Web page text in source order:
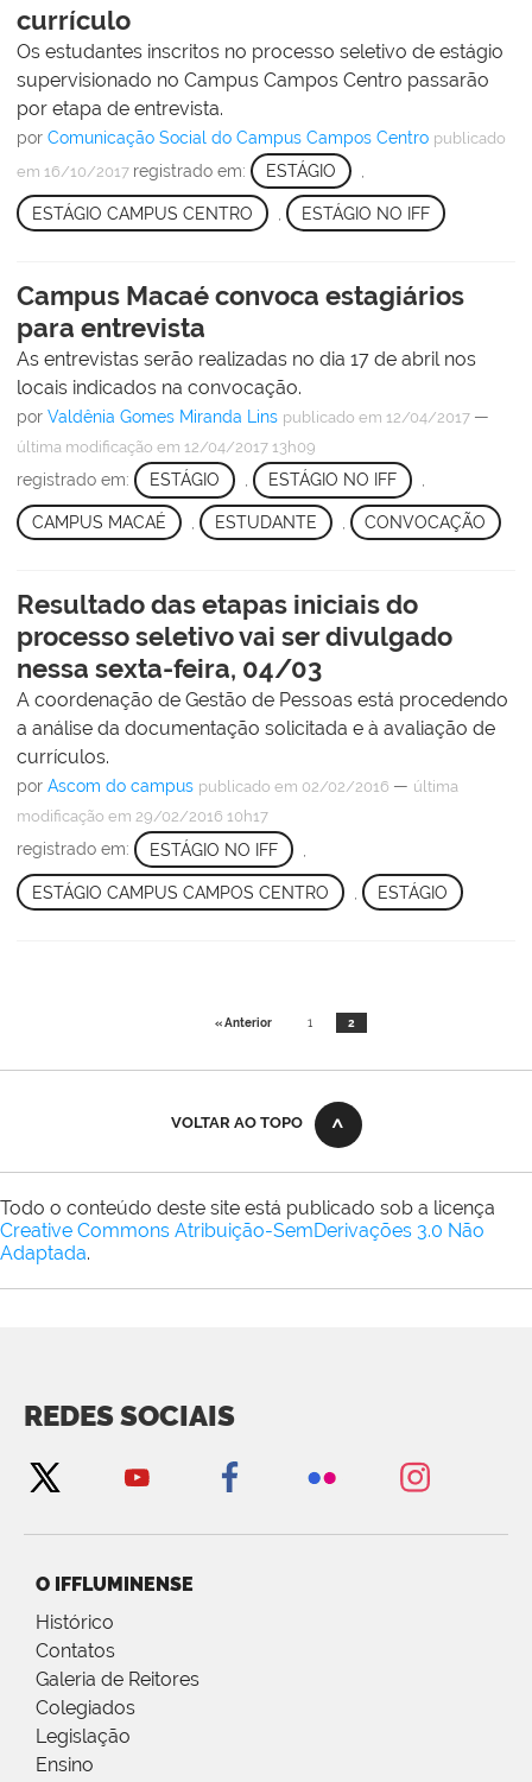
currículo
Os estudantes inscritos no processo seletivo de estágio
supervisionado no Campus Campos Centro passarão
por etapa de entrevista.
por Comunicação Social do Campus Campos Centro publicado
em 16/10/2017 registrado em: ESTÁGIO
ESTÁGIO CAMPUS CENTRO ESTÁGIO NO IFF
Campus Macaé convoca estagiários
para entrevista
As entrevistas serão realizadas no dia 17 de abril nos
locais indicados na convocação.
por Valdênia Gomes Miranda Lins publicado em 12/04/2017 —
última modificação em 12/04/2017 13h09
registrado em: ESTÁGIO , ESTÁGIO NO IFF ,
CAMPUS MACAÉ ESTUDANTE CONVOCAÇÃO
Resultado das etapas iniciais do
processo seletivo vai ser divulgado
nessa sexta-feira, 04/03
A coordenação de Gestão de Pessoas está procedendo
a análise da documentação solicitada e à avaliação de
currículos.
por Ascom do campus publicado em 02/02/2016 — última
modificação em 29/02/2016 10h17
registrado em: ESTÁGIO NO IFF
ESTÁGIO CAMPUS CAMPOS CENTRO ESTÁGIO
« Anterior 1 2
VOLTAR AO TOPO
Todo o conteúdo deste site está publicado sob a licença
Creative Commons Atribuição-SemDerivações 3.0 Não
Adaptada.
REDES SOCIAIS
O IFFLUMINENSE
Histórico
Contatos
Galeria de Reitores
Colegiados
Legislação
Ensino